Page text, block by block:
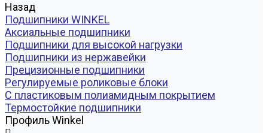
Назад
Подшипники WINKEL
Аксиальные подшипники
Подшипники для высокой нагрузки
Подшипники из нержавейки
Прецизионные подшипники
Регулируемые роликовые блоки
С пластиковым полиамидным покрытием
Термостойкие подшипники
Профиль Winkel